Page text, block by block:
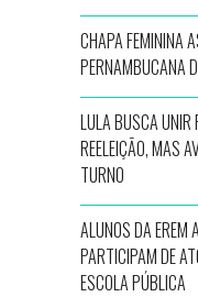
CHAPA FEMININA
PERNAMBUCANA
LULA BUSCA UNIR
REELEIÇÃO, MAS
TURNO
ALUNOS DA EREM
PARTICIPAM DE
ESCOLA PÚBLICA